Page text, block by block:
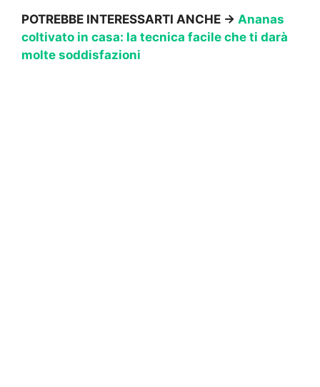
POTREBBE INTERESSARTI ANCHE → Ananas
coltivato in casa: la tecnica facile che ti darà
molte soddisfazioni